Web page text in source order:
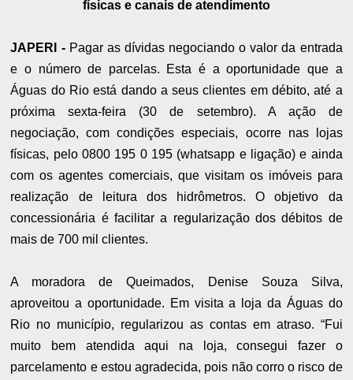
físicas e canais de atendimento
JAPERI - Pagar as dívidas negociando o valor da entrada
e o número de parcelas. Esta é a oportunidade que a
Águas do Rio está dando a seus clientes em débito, até a
próxima sexta-feira (30 de setembro). A ação de
negociação, com condições especiais, ocorre nas lojas
físicas, pelo 0800 195 0 195 (whatsapp e ligação) e ainda
com os agentes comerciais, que visitam os imóveis para
realização de leitura dos hidrômetros. O objetivo da
concessionária é facilitar a regularização dos débitos de
mais de 700 mil clientes.
A moradora de Queimados, Denise Souza Silva,
aproveitou a oportunidade. Em visita a loja da Águas do
Rio no município, regularizou as contas em atraso. “Fui
muito bem atendida aqui na loja, consegui fazer o
parcelamento e estou agradecida, pois não corro o risco de